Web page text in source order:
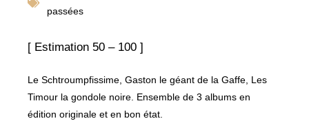
passées
[ Estimation 50 – 100 ]
Le Schtroumpfissime, Gaston le géant de la Gaffe, Les
Timour la gondole noire. Ensemble de 3 albums en
édition originale et en bon état.